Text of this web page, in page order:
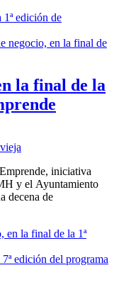
1ª edición de
la final de la
iniciativa
y el Ayuntamiento
decena de
en la final de la 1ª